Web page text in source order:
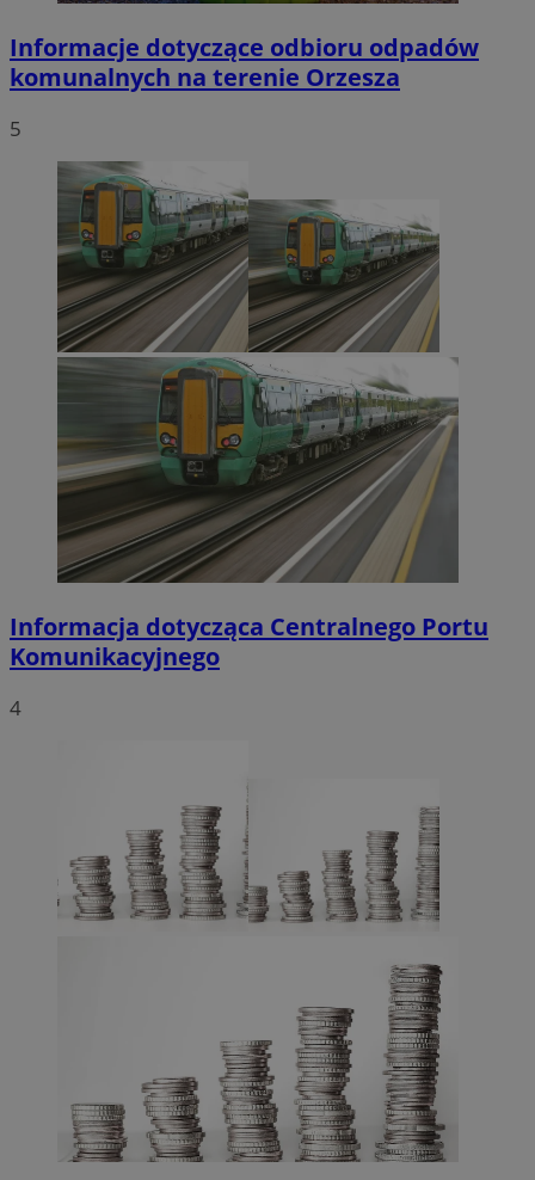
Informacje dotyczące odbioru odpadów
komunalnych na terenie Orzesza
5
Informacja dotycząca Centralnego Portu
Komunikacyjnego
4